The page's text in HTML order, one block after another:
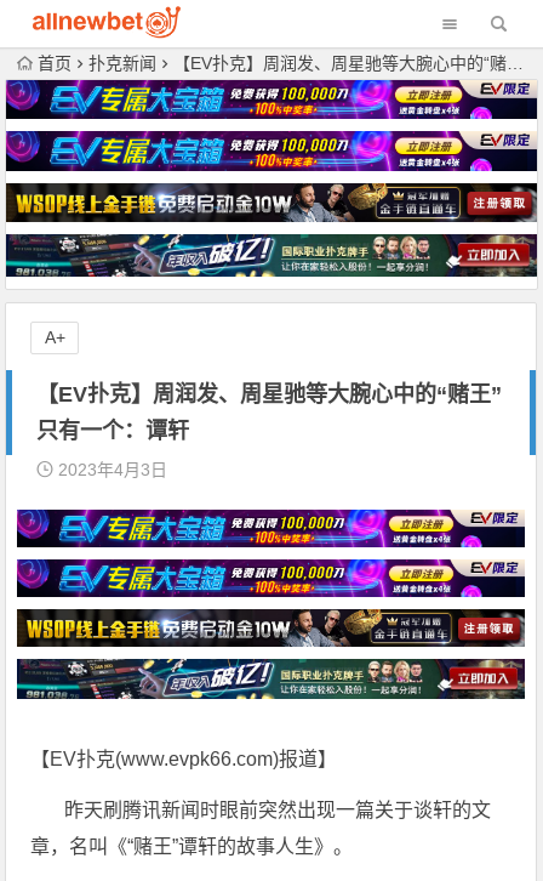
首页 扑克新闻 【EV扑克】周润发、周星驰等大腕心中的“赌王”只有一个：谭轩
【EV扑克】周润发、周星驰等大腕心中的“赌王”
只有一个：谭轩
2023年4月3日
【EV扑克(www.evpk66.com)报道】
昨天刷腾讯新闻时眼前突然出现一篇关于谈轩的文
章，名叫《“赌王”谭轩的故事人生》。
A+